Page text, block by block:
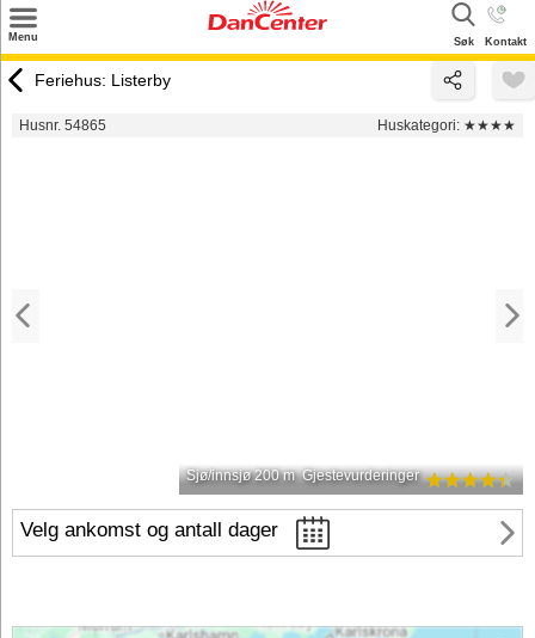
Menu Kontakt
Søk
Tilbud
Feriehus: Listerby
Husnr. 54865 Huskategori: ★★★★
Sjø/innsjø 200 m Gjestevurderinger
Velg ankomst og antall dager